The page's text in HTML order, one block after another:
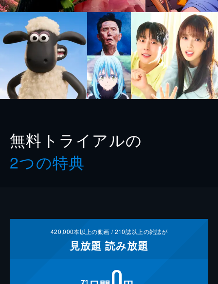
無料トライアルの
2つの特典
420,000本以上の動画 /210誌以上の雑誌が
見放題 読み放題